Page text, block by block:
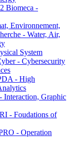
Biomeca -
Environnement,
- Water, Air,
System
- Cybersecurity
- High
Graphic
- Foudations of
- Operation